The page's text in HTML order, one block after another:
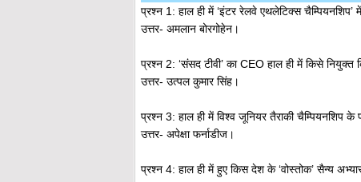
प्रश्न 1: हाल ही में ‘इंटर रेलवे एथलेटिक्स चैम्पियनशिप’
उत्तर- अमलान बोरगोहेन।
प्रश्न 2: ‘संसद टीवी’ का CEO हाल ही में किसे नियुक्त
उत्तर- उत्पल कुमार सिंह।
प्रश्न 3: हाल ही में विश्व जूनियर तैराकी चैम्पियनशिप
उत्तर- अपेक्षा फर्नाडीज।
प्रश्न 4: हाल ही में हुए किस देश के ‘वोस्तोक’ सैन्य